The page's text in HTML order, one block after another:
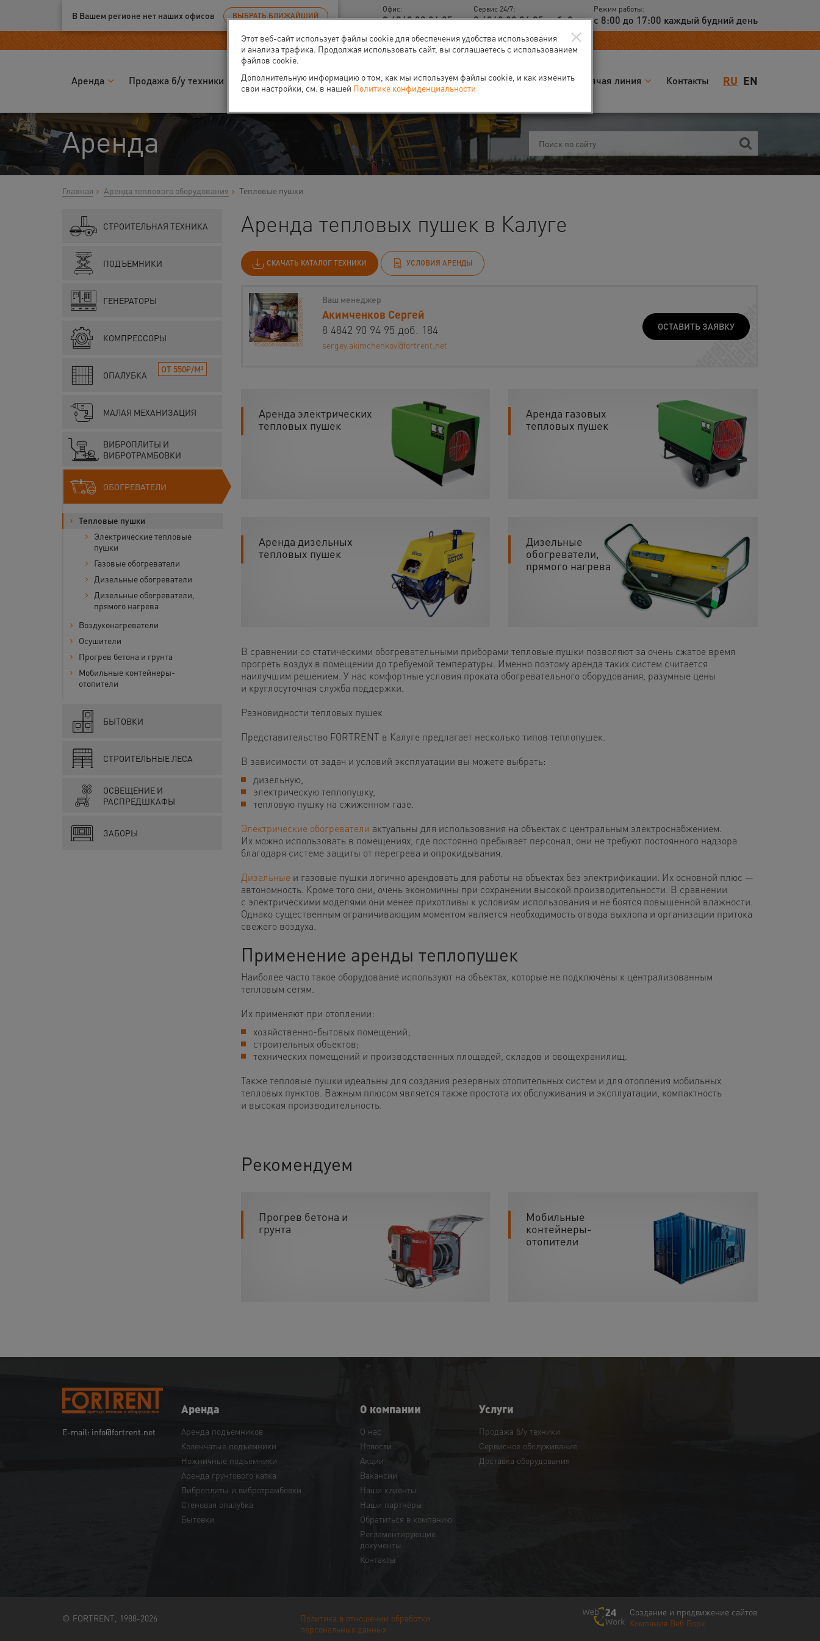
Ваш город:Калуга
В Вашем регионе нет наших офисов ВЫБРАТЬ БЛИЖАЙШИЙ
Офис:
8 4842 90 94 95
Сервис 24/7:
8 4842 90 94 95 доб. 2
Режим работы:
с 8:00 до 17:00 каждый будний день
RU EN
Аренда Продажа б/у техники Запчасти О нас События Горячая линия Контакты
Аренда
Главная Аренда теплового оборудования Тепловые пушки
СТРОИТЕЛЬНАЯ ТЕХНИКА
ПОДЪЕМНИКИ
ГЕНЕРАТОРЫ
КОМПРЕССОРЫ
ОПАЛУБКА
ОТ 550₽/М²
МАЛАЯ МЕХАНИЗАЦИЯ
ВИБРОПЛИТЫ И
ВИБРОТРАМБОВКИ
ОБОГРЕВАТЕЛИ
Тепловые пушки
Электрические тепловые
пушки
Газовые обогреватели
Дизельные обогреватели
Дизельные обогреватели,
прямого нагрева
Воздухонагреватели
Осушители
Прогрев бетона и грунта
Мобильные контейнеры-
отопители
БЫТОВКИ
СТРОИТЕЛЬНЫЕ ЛЕСА
ОСВЕЩЕНИЕ И
РАСПРЕДШКАФЫ
ЗАБОРЫ
Аренда тепловых пушек в Калуге
СКАЧАТЬ КАТАЛОГ ТЕХНИКИ УСЛОВИЯ АРЕНДЫ
Ваш менеджер
Акимченков Сергей
8 4842 90 94 95 доб. 184
sergey.akimchenkov@fortrent.net
ОСТАВИТЬ ЗАЯВКУ
Аренда электрических
тепловых пушек
Аренда газовых
тепловых пушек
Аренда дизельных
тепловых пушек
Дизельные
обогреватели,
прямого нагрева
В сравнении со статическими обогревательными приборами тепловые пушки позволяют за очень сжатое время
прогреть воздух в помещении до требуемой температуры. Именно поэтому аренда таких систем считается
наилучшим решением. У нас комфортные условия проката обогревательного оборудования, разумные цены
и круглосуточная служба поддержки.
Разновидности тепловых пушек
Представительство FORTRENT в Калуге предлагает несколько типов теплопушек.
В зависимости от задач и условий эксплуатации вы можете выбрать:
дизельную,
электрическую теплопушку,
тепловую пушку на сжиженном газе.
Электрические обогреватели актуальны для использования на объектах с центральным электроснабжением.
Их можно использовать в помещениях, где постоянно пребывает персонал, они не требуют постоянного надзора
благодаря системе защиты от перегрева и опрокидывания.
Дизельныеи газовые пушки логично арендовать для работы на объектах без электрификации. Их основной плюс —
автономность. Кроме того они, очень экономичны при сохранении высокой производительности. В сравнении
с электрическими моделями они менее прихотливы к условиям использования и не боятся повышенной влажности.
Однако существенным ограничивающим моментом является необходимость отвода выхлопа и организации притока
свежего воздуха.
Применение аренды теплопушек
Наиболее часто такое оборудование используют на объектах, которые не подключены к централизованным
тепловым сетям.
Их применяют при отоплении:
хозяйственно-бытовых помещений;
строительных объектов;
технических помещений и производственных площадей, складов и овощехранилищ.
Также тепловые пушки идеальны для создания резервных отопительных систем и для отопления мобильных
тепловых пунктов. Важным плюсом является также простота их обслуживания и эксплуатации, компактность
и высокая производительность.
Рекомендуем
Прогрев бетона и
грунта
Мобильные
контейнеры-
отопители
E-mail: info@fortrent.net
Аренда
Аренда подъемников
Коленчатые подъемники
Ножничные подъемники
Аренда грунтового катка
Виброплиты и вибротрамбовки
Cтеновая опалубка
Бытовки
О компании
О нас
Новости
Акции
Вакансии
Наши клиенты
Наши партнёры
Обратиться в компанию
Регламентирующие
документы
Контакты
Услуги
Продажа б/у техники
Сервисное обслуживание
Доставка оборудования
© FORTRENT, 1988-2026
Политика в отношении обработки
персональных данных
Создание и продвижение сайтов
Компания Веб Ворк
×
Этот веб-сайт использует файлы cookie для обеспечения удобства использования
и анализа трафика. Продолжая использовать сайт, вы соглашаетесь с использованием
файлов cookie.
Дополнительную информацию о том, как мы используем файлы cookie, и как изменить
свои настройки, см. в нашей Политике конфиденциальности